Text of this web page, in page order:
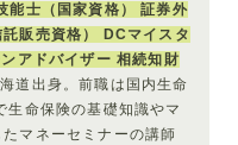
能士（国家資格） 証券外
販売資格） DCマイスタ
アドバイザー 相続知財
道出身。前職は国内生命
生命保険の基礎知識やマ
マネーセミナーの講師